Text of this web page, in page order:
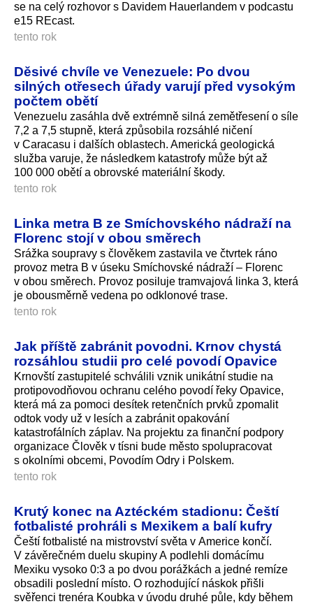
se na celý rozhovor s Davidem Hauerlandem v podcastu
e15 REcast.
tento rok
Děsivé chvíle ve Venezuele: Po dvou
silných otřesech úřady varují před vysokým
počtem obětí
Venezuelu zasáhla dvě extrémně silná zemětřesení o síle
7,2 a 7,5 stupně, která způsobila rozsáhlé ničení
v Caracasu i dalších oblastech. Americká geologická
služba varuje, že následkem katastrofy může být až
100 000 obětí a obrovské materiální škody.
tento rok
Linka metra B ze Smíchovského nádraží na
Florenc stojí v obou směrech
Srážka soupravy s člověkem zastavila ve čtvrtek ráno
provoz metra B v úseku Smíchovské nádraží – Florenc
v obou směrech. Provoz posiluje tramvajová linka 3, která
je obousměrně vedena po odklonové trase.
tento rok
Jak příště zabránit povodni. Krnov chystá
rozsáhlou studii pro celé povodí Opavice
Krnovští zastupitelé schválili vznik unikátní studie na
protipovodňovou ochranu celého povodí řeky Opavice,
která má za pomoci desítek retenčních prvků zpomalit
odtok vody už v lesích a zabránit opakování
katastrofálních záplav. Na projektu za finanční podpory
organizace Člověk v tísni bude město spolupracovat
s okolními obcemi, Povodím Odry i Polskem.
tento rok
Krutý konec na Aztéckém stadionu: Čeští
fotbalisté prohráli s Mexikem a balí kufry
Čeští fotbalisté na mistrovství světa v Americe končí.
V závěrečném duelu skupiny A podlehli domácímu
Mexiku vysoko 0:3 a po dvou porážkách a jedné remíze
obsadili poslední místo. O rozhodující náskok přišli
svěřenci trenéra Koubka v úvodu druhé půle, kdy během